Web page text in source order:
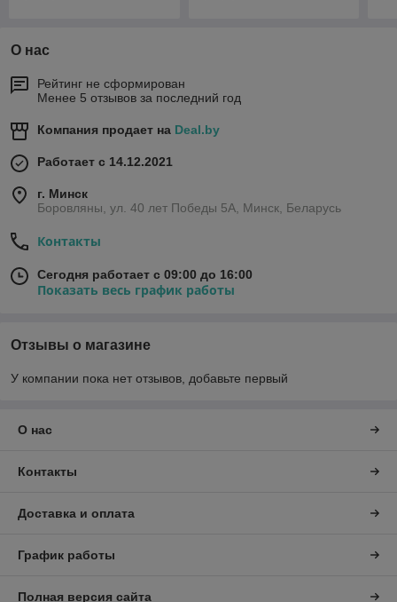
О нас
Рейтинг не сформирован
Менее 5 отзывов за последний год
Компания продает на Deal.by
Работает с 14.12.2021
г. Минск
Боровляны, ул. 40 лет Победы 5A, Минск, Беларусь
Контакты
Сегодня работает с 09:00 до 16:00
Показать весь график работы
Отзывы о магазине
У компании пока нет отзывов, добавьте первый
О нас
Контакты
Доставка и оплата
График работы
Полная версия сайта